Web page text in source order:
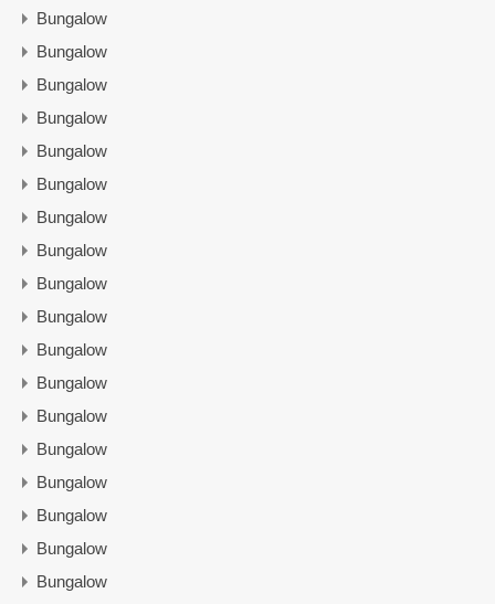
Bungalow
Bungalow
Bungalow
Bungalow
Bungalow
Bungalow
Bungalow
Bungalow
Bungalow
Bungalow
Bungalow
Bungalow
Bungalow
Bungalow
Bungalow
Bungalow
Bungalow
Bungalow